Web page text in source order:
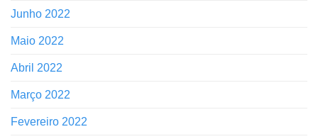
Junho 2022
Maio 2022
Abril 2022
Março 2022
Fevereiro 2022